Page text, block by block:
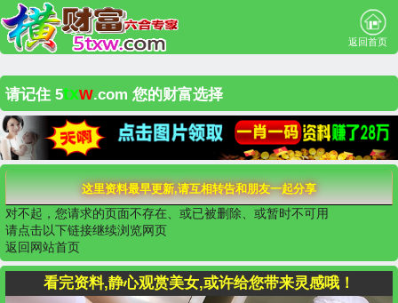
返回首页
请记住 5txw.com 您的财富选择
这里资料最早更新,请互相转告和朋友一起分享
对不起，您请求的页面不存在、或已被删除、或暂时不可用
请点击以下链接继续浏览网页
返回网站首页
看完资料,静心观赏美女,或许给您带来灵感哦！